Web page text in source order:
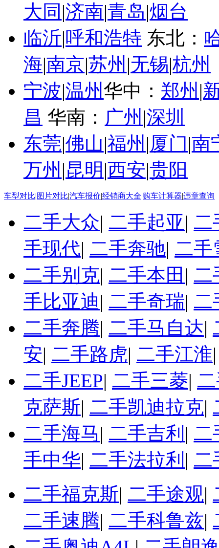
大同 |济南|青岛|烟台
临沂|呼和浩特 东北：
海|南京|苏州 |无锡|杭州
宁波|温州华中： 郑州 |
昌 华南： 广州 |深圳
东莞|佛山|福州 |厦门|南
万州 |昆明 |西安|贵阳
车型对比|图片对比|汽车报价|经销商大全|购车计算器|违章查询
二手大众| 二手起亚| 二
手现代| 二手奔驰| 二手
二手别克| 二手本田 | 二
手比亚迪| 二手奇瑞| 二
二手奔腾| 二手马自达|
安| 二手路虎| 二手江淮
二手JEEP| 二手三菱|
克萨斯| 二手凯迪拉克|
二手海马| 二手吉利 | 二
手中华| 二手法拉利 | 二
二手福克斯| 二手途观|
二手速腾| 二手科鲁兹|